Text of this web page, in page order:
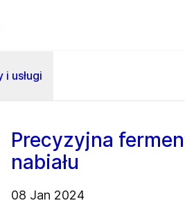
usługi
Precyzyjna
nabiału
08 Jan 2024